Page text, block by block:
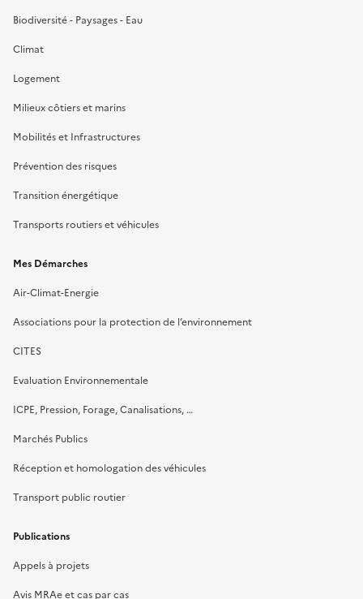
Biodiversité - Paysages - Eau
Climat
Logement
Milieux côtiers et marins
Mobilités et Infrastructures
Prévention des risques
Transition énergétique
Transports routiers et véhicules
Mes Démarches
Air-Climat-Energie
Associations pour la protection de l’environnement
CITES
Evaluation Environnementale
ICPE, Pression, Forage, Canalisations, …
Marchés Publics
Réception et homologation des véhicules
Transport public routier
Publications
Appels à projets
Avis MRAe et cas par cas